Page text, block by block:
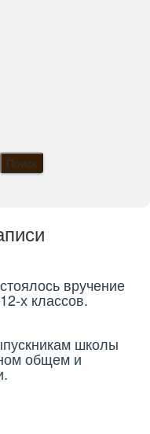
вручение
х классов.
школы
общем и